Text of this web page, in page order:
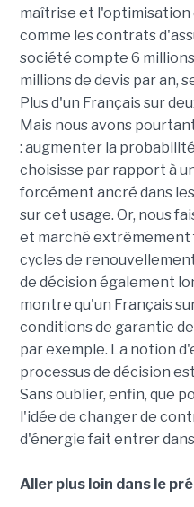
maîtrise et l'optimisation
comme les contrats
société compte 6
millions de devis par an,
Plus d'un Français sur
Mais nous avons
: augmenter la
choisisse par rapport à
forcément ancré dans
sur cet usage. Or, nous
et marché extrêmement
cycles de
de décision également
montre qu'un Français
conditions de garantie
par exemple. La notion
processus de décision
Sans oublier, enfin, que
l'idée de changer de
d'énergie fait entrer
Aller plus loin dans le